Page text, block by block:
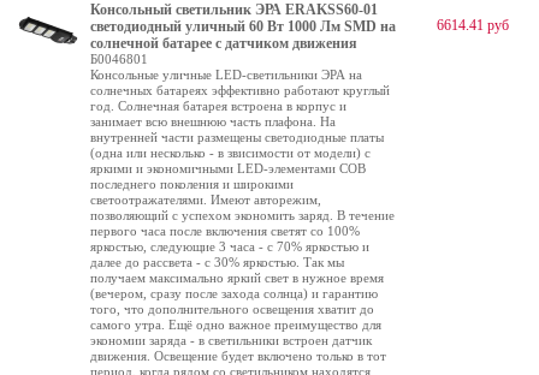
Консольный светильник ЭРА ERAKSS60-01
светодиодный уличный 60 Вт 1000 Лм SMD на
солнечной батарее с датчиком движения
Б0046801
Консольные уличные LED-светильники ЭРА на
солнечных батареях эффективно работают круглый
год. Солнечная батарея встроена в корпус и
занимает всю внешнюю часть плафона. На
внутренней части размещены светодиодные платы
(одна или несколько - в звисимости от модели) с
яркими и экономичными LED-элементами COB
последнего поколения и широкими
светоотражателями. Имеют авторежим,
позволяющий с успехом экономить заряд. В течение
первого часа после включения светят со 100%
яркостью, следующие 3 часа - с 70% яркостью и
далее до рассвета - с 30% яркостью. Так мы
получаем максимально яркий свет в нужное время
(вечером, сразу после захода солнца) и гарантию
того, что дополнительного освещения хватит до
самого утра. Ещё одно важное преимущество для
экономии заряда - в светильники встроен датчик
движения. Освещение будет включено только в тот
период, когда рядом со светильником находятся
6614.41 руб